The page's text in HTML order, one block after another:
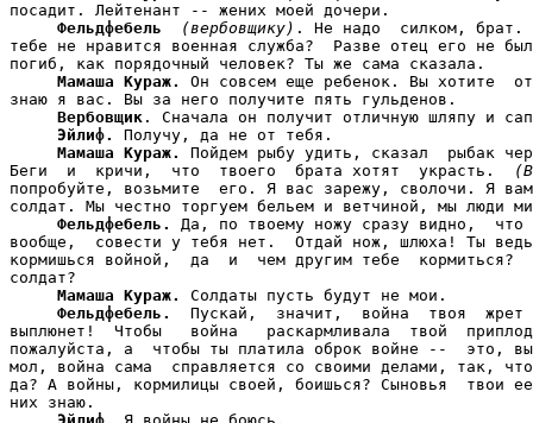
посадит. Лейтенант -- жених моей дочери.
Фельдфебель
(вербовщику) . Не надо  силком, брат.
тебе не нравится военная служба?  Разве отец его не
погиб, как порядочный человек? Ты же сама сказала.
Мамаша Кураж.
Он совсем еще ребенок. Вы хотите
знаю я вас. Вы за него получите пять гульденов.
Вербовщик . Сначала он получит отличную шляпу и
Эйлиф.
Получу, да не от тебя.
Мамаша Кураж.
Пойдем рыбу удить, сказал  рыбак
Беги  и  кричи,  что  твоего  брата хотят  украсть.
попробуйте, возьмите  его. Я вас зарежу, сволочи. Я
солдат. Мы честно торгуем бельем и ветчиной, мы люди
Фельдфебель.
Да, по твоему ножу сразу видно,
вообще,  совести у тебя нет.  Отдай нож, шлюха! Ты
кормишься войной,  да  и  чем другим тебе  кормиться?
солдат?
Мамаша Кураж.
Солдаты пусть будут не мои.
Фельдфебель.
Пускай,  значит,  война  твоя  жрет
выплюнет!  Чтобы   война   раскармливала  твой
пожалуйста, а  чтобы ты платила оброк войне --  это,
мол, война сама  справляется со своими делами, так,
да? А войны, кормилицы своей, боишься? Сыновья  твои
них знаю.